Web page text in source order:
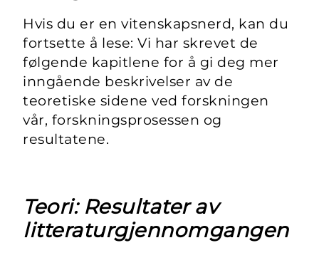
Hvis du er en vitenskapsnerd, kan du
fortsette å lese: Vi har skrevet de
følgende kapitlene for å gi deg mer
inngående beskrivelser av de
teoretiske sidene ved forskningen
vår, forskningsprosessen og
resultatene.
Teori: Resultater av
litteraturgjennomgangen